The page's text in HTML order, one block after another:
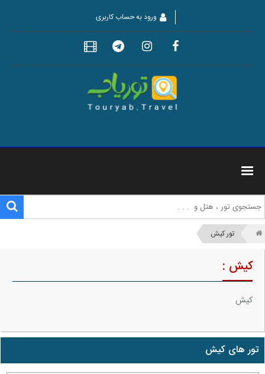
ورود به حساب کاربری
تور کیش
کیش :
کیش
تور های کیش